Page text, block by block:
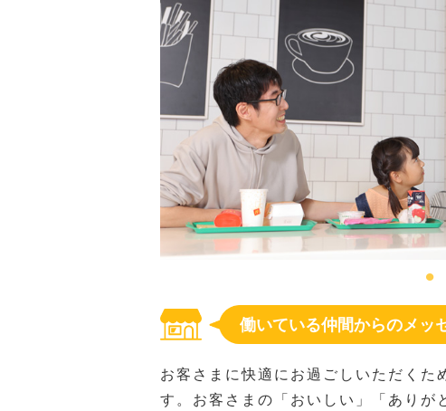
働いている仲間からのメッ
お客さまに快適にお過ごしいただくた
す。お客さまの「おいしい」「ありが